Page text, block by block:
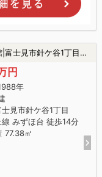
谷1丁目の中古マンション
円
年
見市針ケ谷1丁目
みずほ台 徒歩14分
77.38㎡